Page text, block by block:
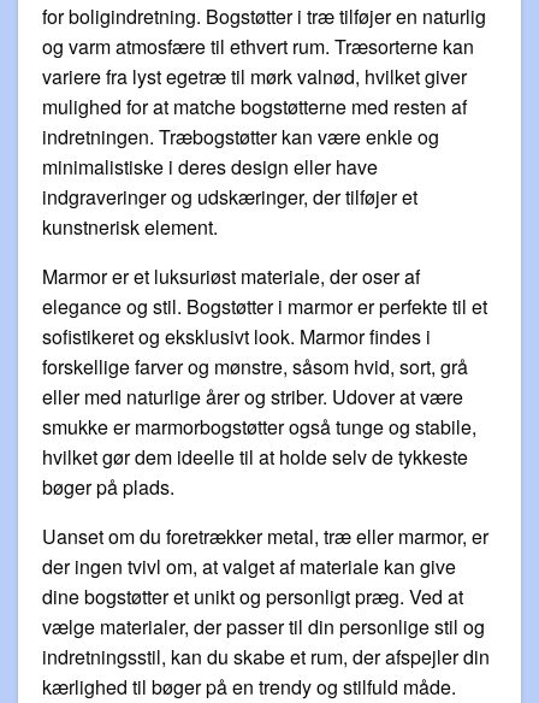
for boligindretning. Bogstøtter i træ tilføjer en naturlig
og varm atmosfære til ethvert rum. Træsorterne kan
variere fra lyst egetræ til mørk valnød, hvilket giver
mulighed for at matche bogstøtterne med resten af
indretningen. Træbogstøtter kan være enkle og
minimalistiske i deres design eller have
indgraveringer og udskæringer, der tilføjer et
kunstnerisk element.
Marmor er et luksuriøst materiale, der oser af
elegance og stil. Bogstøtter i marmor er perfekte til et
sofistikeret og eksklusivt look. Marmor findes i
forskellige farver og mønstre, såsom hvid, sort, grå
eller med naturlige årer og striber. Udover at være
smukke er marmorbogstøtter også tunge og stabile,
hvilket gør dem ideelle til at holde selv de tykkeste
bøger på plads.
Uanset om du foretrækker metal, træ eller marmor, er
der ingen tvivl om, at valget af materiale kan give
dine bogstøtter et unikt og personligt præg. Ved at
vælge materialer, der passer til din personlige stil og
indretningsstil, kan du skabe et rum, der afspejler din
kærlighed til bøger på en trendy og stilfuld måde.